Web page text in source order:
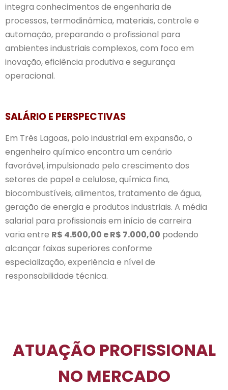
integra conhecimentos de engenharia de
processos, termodinâmica, materiais, controle e
automação, preparando o profissional para
ambientes industriais complexos, com foco em
inovação, eficiência produtiva e segurança
operacional.
SALÁRIO E PERSPECTIVAS
Em Três Lagoas, polo industrial em expansão, o
engenheiro químico encontra um cenário
favorável, impulsionado pelo crescimento dos
setores de papel e celulose, química fina,
biocombustíveis, alimentos, tratamento de água,
geração de energia e produtos industriais. A média
salarial para profissionais em início de carreira
varia entre R$ 4.500,00 e R$ 7.000,00 podendo
alcançar faixas superiores conforme
especialização, experiência e nível de
responsabilidade técnica.
ATUAÇÃO PROFISSIONAL
NO MERCADO